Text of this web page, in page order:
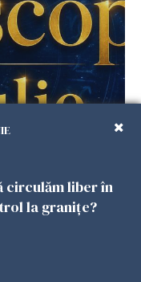
circulăm liber în
la granițe?